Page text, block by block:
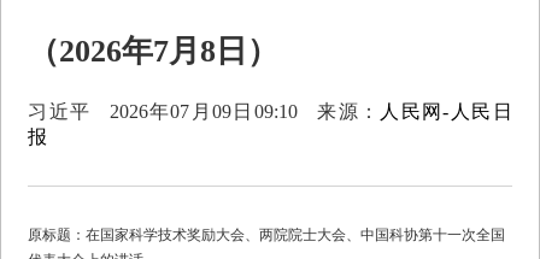
（2026年7月8日）
习近平 2026年07月09日09:10 来源：
人民网-人民日
报
原标题：在国家科学技术奖励大会、两院院士大会、中国科协第十一次全国